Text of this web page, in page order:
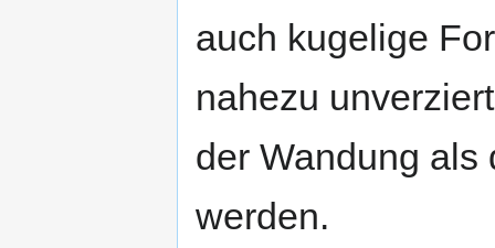
auch kugelige
nahezu
der Wandung als
werden.